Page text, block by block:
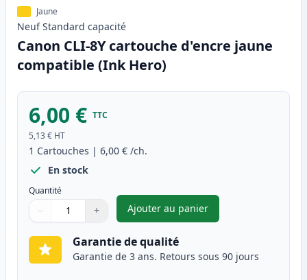
Jaune
Neuf Standard capacité
Canon CLI-8Y cartouche d'encre jaune
compatible (Ink Hero)
6,00 € TTC
5,13 € HT
1 Cartouches | 6,00 € /ch.
En stock
Quantité
Quantité
Utilisez les boutons pour ajuster
− +
Quantité
Ajouter au panier
,Canon CLI-8Y cartouche
Garantie de qualité
Garantie de 3 ans. Retours sous 90 jours